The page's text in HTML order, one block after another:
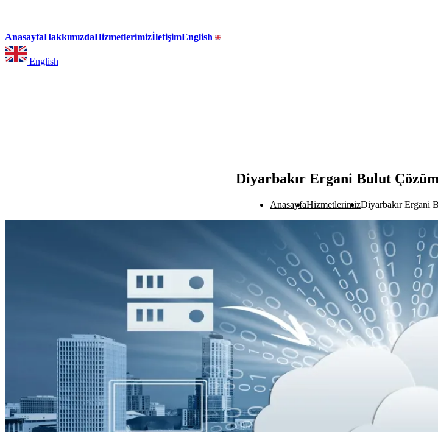
AnasayfaHakkımızdaHizmetlerimizİletişimEnglish
English
Diyarbakır Ergani Bulut
AnasayfaHizmetlerimizDiyarbakır Ergani